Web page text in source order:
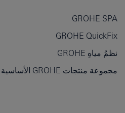
GROHE SPA
GROHE QuickFix
نظمُ مياهِ GROHE
مجموعة منتجات GROHE الأساسية